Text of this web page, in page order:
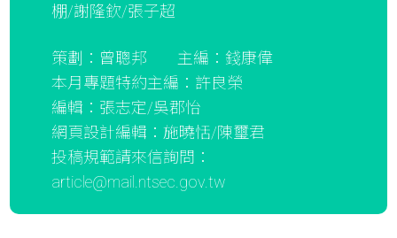
棚/謝隆欽/張子超
策劃：曾聰邦
主編：錢康偉
本月專題特約主編：許良榮
編輯：張志定/吳郡怡
網頁設計編輯：施曉恬/陳璽君
投稿規範請來信詢問：
article@mail.ntsec.gov.tw